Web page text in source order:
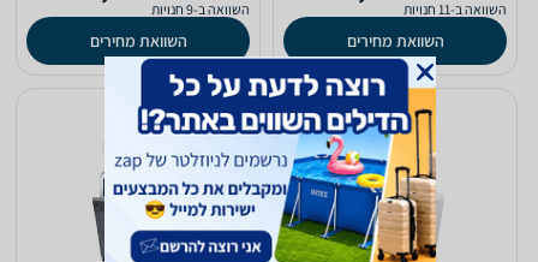
השוואה ב-11 חנויות
השוואת מחירים
השוואה ב-9 חנויות
השוואת מחירים